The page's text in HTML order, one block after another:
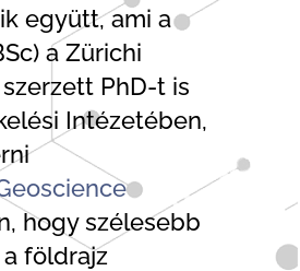
együtt, ami a
a Zürichi
PhD-t is
Intézetében,
hogy szélesebb
földrajz